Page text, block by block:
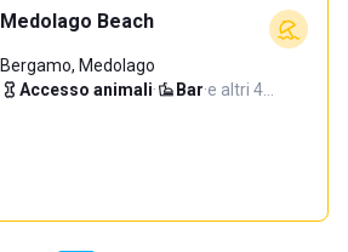
Medolago Beach
Bergamo, Medolago
Accesso animali· Bar·e altri 4…